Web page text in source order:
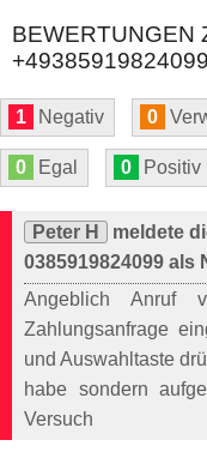
BEWERTUNGEN
+49385919824099
1 Negativ 0
0 Egal 0 Positiv
Peter H
meldete
0385919824099 als
Angeblich Anruf
Zahlungsanfrage
und Auswahltaste
habe sondern
Versuch